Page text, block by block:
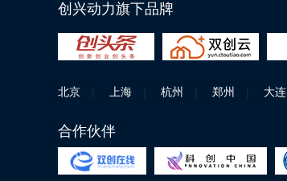
创兴动力旗下品牌
北京 | 上海 | 杭州 | 郑州 | 大连
合作伙伴